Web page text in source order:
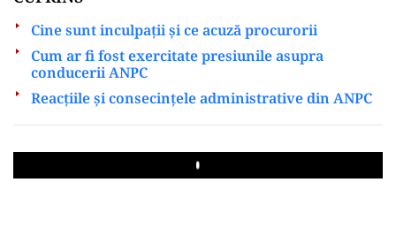
Cine sunt inculpații și ce acuză procurorii
Cum ar fi fost exercitate presiunile asupra
conducerii ANPC
Reacțiile și consecințele administrative din ANPC
Play